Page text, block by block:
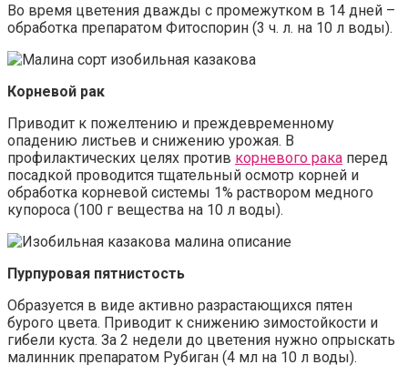
Во время цветения дважды с промежутком в 14 дней –
обработка препаратом Фитоспорин (3 ч. л. на 10 л воды).
Корневой рак
Приводит к пожелтению и преждевременному
опадению листьев и снижению урожая. В
профилактических целях против корневого рака перед
посадкой проводится тщательный осмотр корней и
обработка корневой системы 1% раствором медного
купороса (100 г вещества на 10 л воды).
Пурпуровая пятнистость
Образуется в виде активно разрастающихся пятен
бурого цвета. Приводит к снижению зимостойкости и
гибели куста. За 2 недели до цветения нужно опрыскать
малинник препаратом Рубиган (4 мл на 10 л воды).